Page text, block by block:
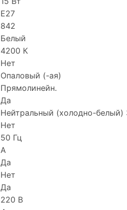
E27
842
Белый
4200 К
Нет
Опаловый (-ая)
Прямолинейн.
Да
Нейтральный (холодно-
Нет
50 Гц
A
Да
Нет
Да
220 В